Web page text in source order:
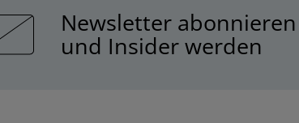
Newsletter abonnieren
und Insider werden